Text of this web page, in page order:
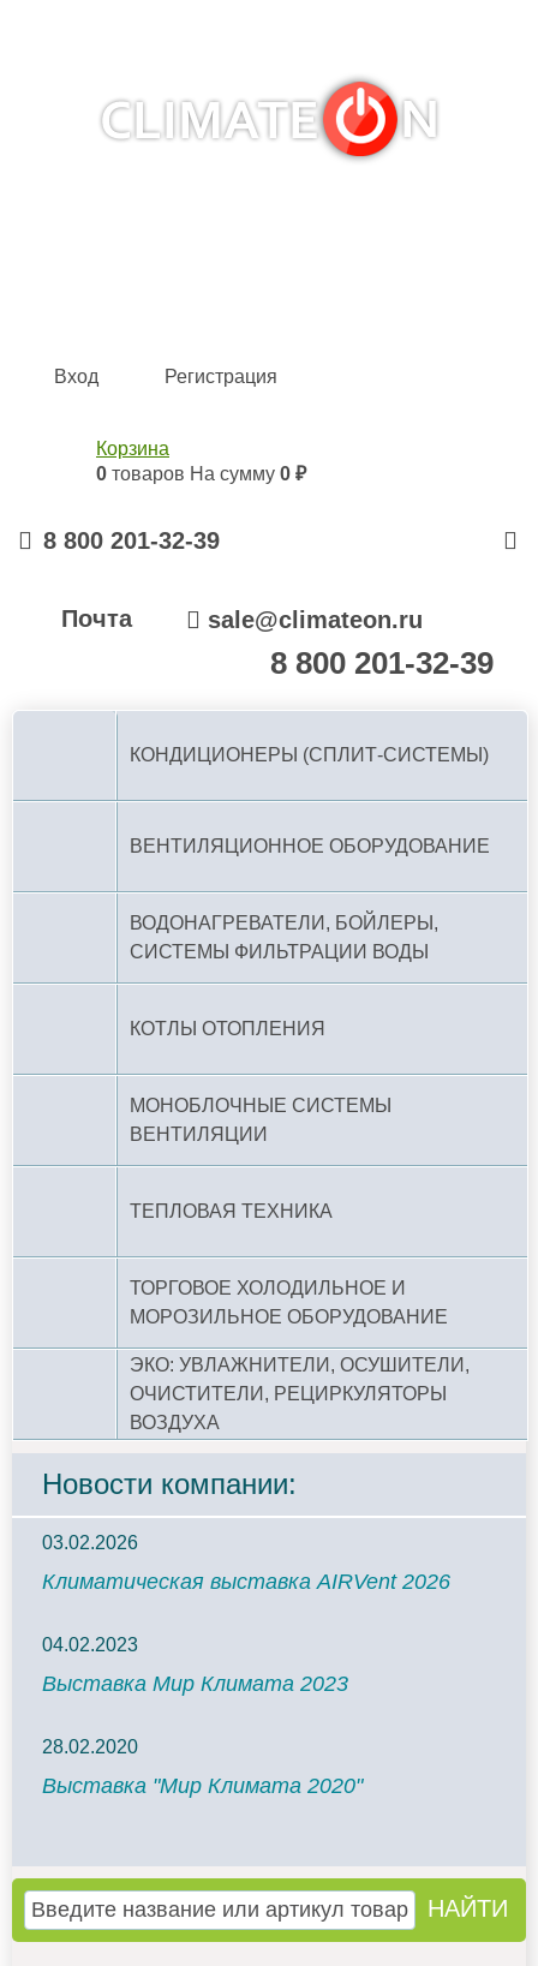
Вход Регистрация
Корзина
0 товаров На сумму 0 ₽
8 800 201-32-39
Почта sale@climateon.ru
8 800 201-32-39
КОНДИЦИОНЕРЫ (СПЛИТ-СИСТЕМЫ)
ВЕНТИЛЯЦИОННОЕ ОБОРУДОВАНИЕ
ВОДОНАГРЕВАТЕЛИ, БОЙЛЕРЫ,
СИСТЕМЫ ФИЛЬТРАЦИИ ВОДЫ
КОТЛЫ ОТОПЛЕНИЯ
МОНОБЛОЧНЫЕ СИСТЕМЫ
ВЕНТИЛЯЦИИ
ТЕПЛОВАЯ ТЕХНИКА
ТОРГОВОЕ ХОЛОДИЛЬНОЕ И
МОРОЗИЛЬНОЕ ОБОРУДОВАНИЕ
ЭКО: УВЛАЖНИТЕЛИ, ОСУШИТЕЛИ,
ОЧИСТИТЕЛИ, РЕЦИРКУЛЯТОРЫ
ВОЗДУХА
Новости компании:
03.02.2026
Климатическая выставка AIRVent 2026
04.02.2023
Выставка Мир Климата 2023
28.02.2020
Выставка "Мир Климата 2020"